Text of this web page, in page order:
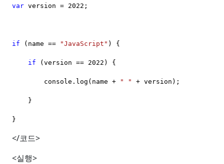
var version = 2022;
if (name == "JavaScript" ) {
if (version == 2022) {
console.log(name + " " + version);
}
}
</코드>
<실행>